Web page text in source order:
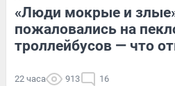
«Люди мокрые и
пожаловались на
троллейбусов — что
22 часа 913 16